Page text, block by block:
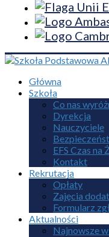
Główna
Szkoła
Co nas
Dyrekcja
Nauczyciele
EFS Czas na
Kontakt
Rekrutacja
Opłaty
Zajęcia
Formularz
Aktualności
Najnowsze